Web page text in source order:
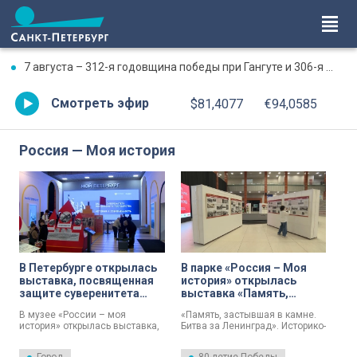
7 августа – 312-я годовщина победы при Гангуте и 306-я годовщина победы при Гренгаме
Смотреть эфир $81,4077 €94,0585
Россия — Моя история
В Петербурге открылась
выставка, посвященная
защите суверенитета
В музее «России – моя
история» открылась выставка,
суверенитета нашей страны.
В парке «Россия – Моя
история» открылась
выставка «Память,
Битва за Ленинград»
«Память, застывшая в камне.
Битва за Ленинград». Историко-
открылась сегодня в парке